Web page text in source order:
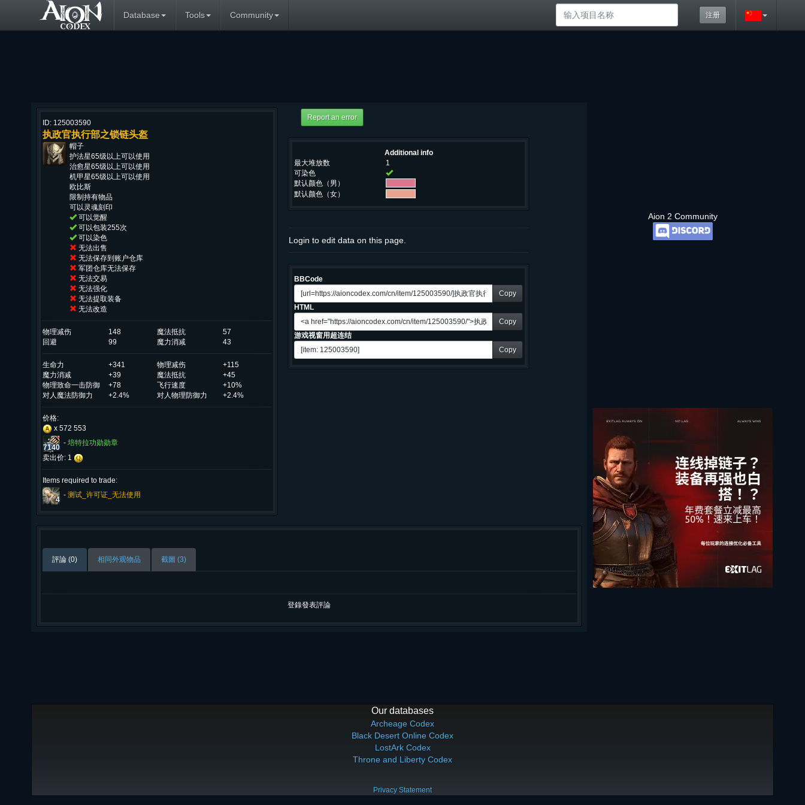
Database Tools Community 注册
Aion 2 Community
ID: 125003590
执政官执行部之锁链头盔
帽子
护法星65级以上可以使用
治愈星65级以上可以使用
机甲星65级以上可以使用
欧比斯
限制持有物品
可以灵魂刻印
可以觉醒
可以包装255次
可以染色
无法出售
无法保存到账户仓库
军团仓库无法保存
无法交易
无法强化
无法提取装备
无法改造
物理减伤 148 魔法抵抗
57
回避
99 魔力消减 43
生命力 +341 物理减伤
+115
魔力消减
+39 魔法抵抗
+45
物理致命一击防御
+78 飞行速度
+10%
对人魔法防御力
+2.4% 对人物理防御力 +2.4%
价格:
x 572 553
7140
- 培特拉功勋勋章
卖出价: 1
Items required to trade:
4
- 测试_许可证_无法使用
Additional info
最大堆放数
1
可染色
默认颜色（男）
默认颜色（女）
Login to edit data on this page.
BBCode
Copy
HTML
Copy
游戏视窗用超连结
Copy
評論 (0) 相同外观物品 截圖 (3)
登錄發表評論
Our databases
Archeage Codex
Black Desert Online Codex
LostArk Codex
Throne and Liberty Codex
Privacy Statement